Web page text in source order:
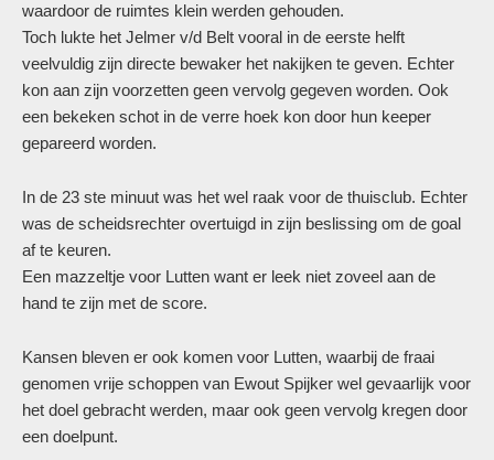
waardoor de ruimtes klein werden gehouden.
Toch lukte het Jelmer v/d Belt vooral in de eerste helft
veelvuldig zijn directe bewaker het nakijken te geven. Echter
kon aan zijn voorzetten geen vervolg gegeven worden. Ook
een bekeken schot in de verre hoek kon door hun keeper
gepareerd worden.
In de 23 ste minuut was het wel raak voor de thuisclub. Echter
was de scheidsrechter overtuigd in zijn beslissing om de goal
af te keuren.
Een mazzeltje voor Lutten want er leek niet zoveel aan de
hand te zijn met de score.
Kansen bleven er ook komen voor Lutten, waarbij de fraai
genomen vrije schoppen van Ewout Spijker wel gevaarlijk voor
het doel gebracht werden, maar ook geen vervolg kregen door
een doelpunt.